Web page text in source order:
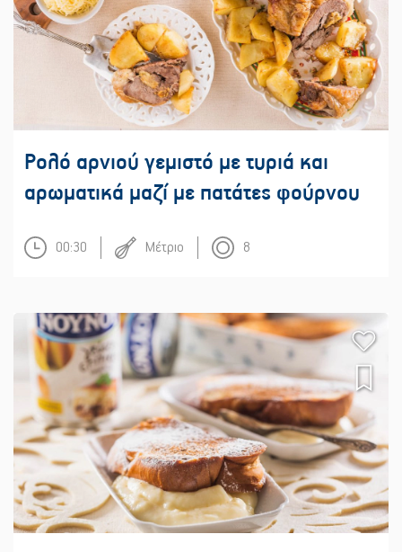
Ρολό αρνιού γεμιστό με τυριά και
αρωματικά μαζί με πατάτες φούρνου
00:30 Μέτριο 8